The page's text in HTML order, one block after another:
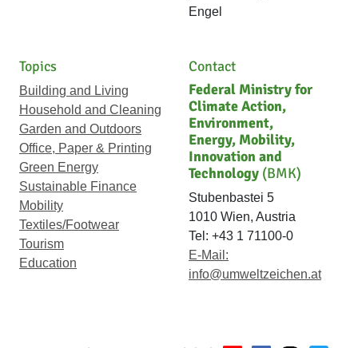
Engel
Topics
Building and Living
Household and Cleaning
Garden and Outdoors
Office, Paper & Printing
Green Energy
Sustainable Finance
Mobility
Textiles/Footwear
Tourism
Education
Contact
Federal Ministry for
Climate Action,
Environment,
Energy, Mobility,
Innovation and
Technology (BMK)
Stubenbastei 5
1010 Wien, Austria
Tel: +43 1 71100-0
E-Mail:
info@umweltzeichen.at